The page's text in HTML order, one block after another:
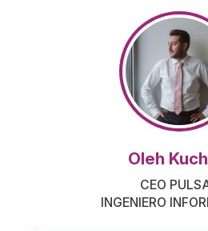
Oleh
CEO
INGENIERO